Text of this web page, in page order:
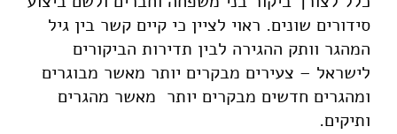
סידורים שונים. ראוי לציין כי קיים קשר בין גיל
המהגר וותק ההגירה לבין תדירות הביקורים
לישראל – צעירים מבקרים יותר מאשר מבוגרים
ומהגרים חדשים מבקרים יותר מאשר מהגרים
ותיקים.